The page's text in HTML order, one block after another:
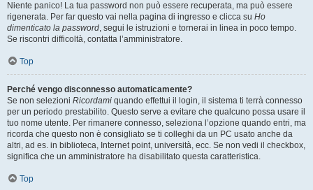
Niente panico! La tua password non può essere recuperata, ma può essere
rigenerata. Per far questo vai nella pagina di ingresso e clicca su Ho
dimenticato la password, segui le istruzioni e tornerai in linea in poco tempo.
Se riscontri difficoltà, contatta l’amministratore.
Top
Perché vengo disconnesso automaticamente?
Se non selezioni Ricordami quando effettui il login, il sistema ti terrà connesso
per un periodo prestabilito. Questo serve a evitare che qualcuno possa usare il
tuo nome utente. Per rimanere connesso, seleziona l’opzione quando entri, ma
ricorda che questo non è consigliato se ti colleghi da un PC usato anche da
altri, ad es. in biblioteca, Internet point, università, ecc. Se non vedi il checkbox,
significa che un amministratore ha disabilitato questa caratteristica.
Top